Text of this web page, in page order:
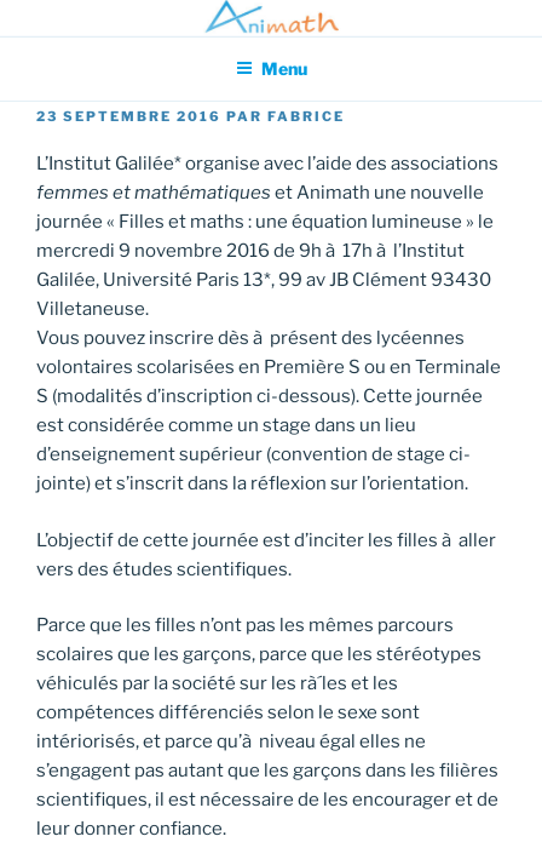
au
principal
Association pour l'Animation en Mathématiques
Menu
PUBLIÉ
23 SEPTEMBRE 2016 PAR FABRICE
L’Institut Galilée* organise avec l’aide des associations
femmes et mathématiques et Animath une nouvelle
journée « Filles et maths : une équation lumineuse » le
mercredi 9 novembre 2016 de 9h à 17h à l’Institut
Galilée, Université Paris 13*, 99 av JB Clément 93430
Villetaneuse.
Vous pouvez inscrire dès à présent des lycéennes
volontaires scolarisées en Première S ou en Terminale
S (modalités d’inscription ci-dessous). Cette journée
est considérée comme un stage dans un lieu
d’enseignement supérieur (convention de stage ci-
jointe) et s’inscrit dans la réflexion sur l’orientation.
L’objectif de cette journée est d’inciter les filles à aller
vers des études scientifiques.
Parce que les filles n’ont pas les mêmes parcours
scolaires que les garçons, parce que les stéréotypes
véhiculés par la société sur les rà´les et les
compétences différenciés selon le sexe sont
intériorisés, et parce qu’à niveau égal elles ne
s’engagent pas autant que les garçons dans les filières
scientifiques, il est nécessaire de les encourager et de
leur donner confiance.